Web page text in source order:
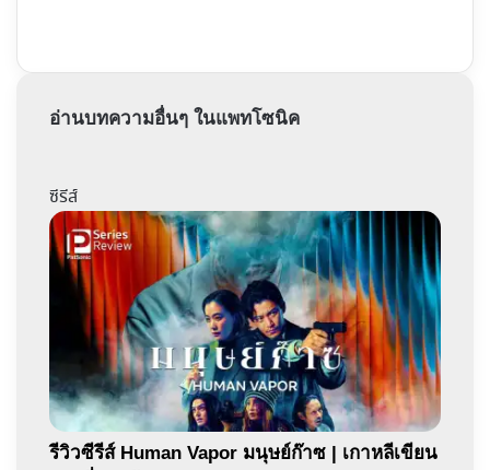
อ่านบทความอื่นๆ ในแพทโซนิค
ซีรีส์
รีวิวซีรีส์ Human Vapor มนุษย์ก๊าซ | เกาหลีเขียน